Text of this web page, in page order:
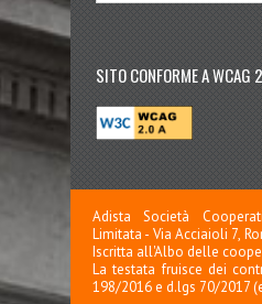
SITO CONFORME A WCAG
Adista Società
Limitata - Via Acciaioli 7,
Iscritta all'Albo delle
La testata fruisce dei
198/2016 e d.lgs 70/2017